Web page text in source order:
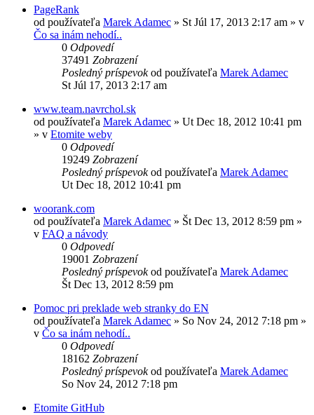
PageRank
od používateľa Marek Adamec » St Júl 17, 2013 2:17 am » v
Čo sa inám nehodí..
0 Odpovedí
37491 Zobrazení
Posledný príspevokod používateľa Marek Adamec
St Júl 17, 2013 2:17 am
www.team.navrchol.sk
od používateľa Marek Adamec » Ut Dec 18, 2012 10:41 pm
» v Etomite weby
0 Odpovedí
19249 Zobrazení
Posledný príspevokod používateľa Marek Adamec
Ut Dec 18, 2012 10:41 pm
woorank.com
od používateľa Marek Adamec » Št Dec 13, 2012 8:59 pm »
v FAQ a návody
0 Odpovedí
19001 Zobrazení
Posledný príspevokod používateľa Marek Adamec
Št Dec 13, 2012 8:59 pm
Pomoc pri preklade web stranky do EN
od používateľa Marek Adamec » So Nov 24, 2012 7:18 pm »
v Čo sa inám nehodí..
0 Odpovedí
18162 Zobrazení
Posledný príspevokod používateľa Marek Adamec
So Nov 24, 2012 7:18 pm
Etomite GitHub